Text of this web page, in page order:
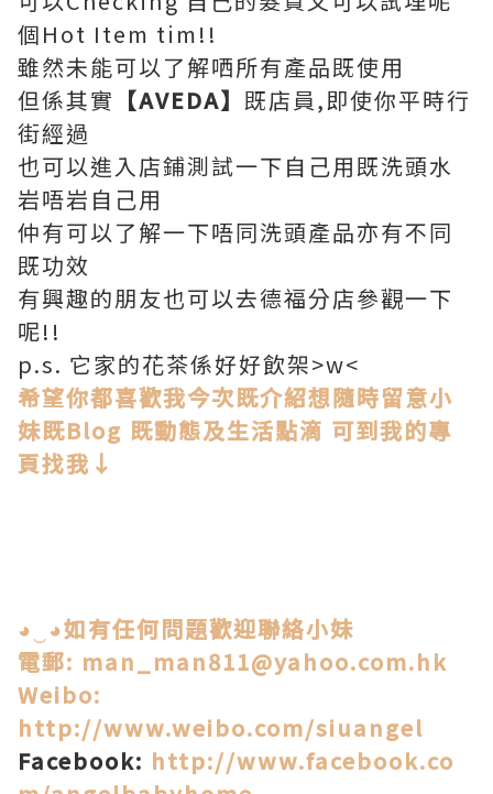
個Hot Item tim!!
雖然未能可以了解哂所有產品既使用
但係其實 【AVEDA】 既店員,即使你平時行
街經過
也可以進入店鋪測試一下自己用既洗頭水
岩唔岩自己用
仲有可以了解一下唔同洗頭產品亦有不同
既功效
有興趣的朋友也可以去德福分店參觀一下
呢!!
p.s. 它家的花茶係好好飲架>w<
希望你都喜歡我今次既介紹想隨時留意小
妹既Blog 既動態及生活點滴 可到我的專
頁找我↓
◕‿◕如有任何問題歡迎聯絡小妹
電郵: man_man811@yahoo.com.hk
Weibo:
http://www.weibo.com/siuangel
Facebook: http://www.facebook.co